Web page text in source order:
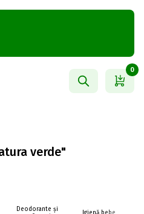
0
verde"
Deodorante și